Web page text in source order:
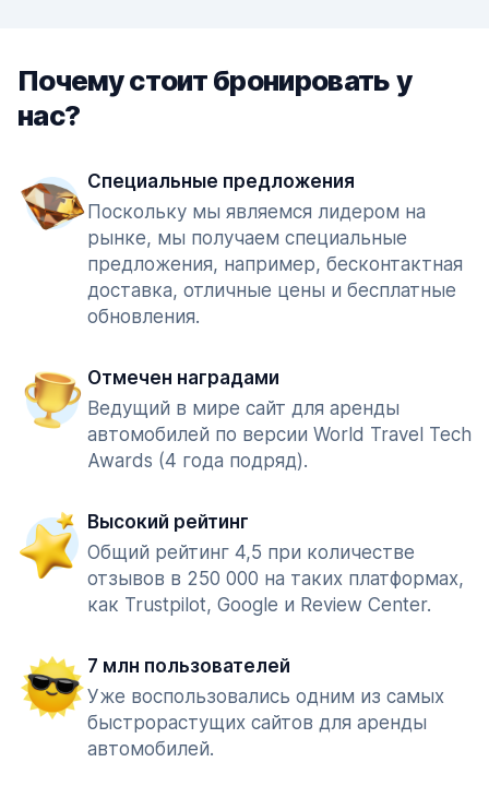
Почему стоит бронировать у
нас?
Специальные предложения
Поскольку мы являемся лидером на
рынке, мы получаем специальные
предложения, например, бесконтактная
доставка, отличные цены и бесплатные
обновления.
Отмечен наградами
Ведущий в мире сайт для аренды
автомобилей по версии World Travel Tech
Awards (4 года подряд).
Высокий рейтинг
Общий рейтинг 4,5 при количестве
отзывов в 250 000 на таких платформах,
как Trustpilot, Google и Review Center.
7 млн пользователей
Уже воспользовались одним из самых
быстрорастущих сайтов для аренды
автомобилей.